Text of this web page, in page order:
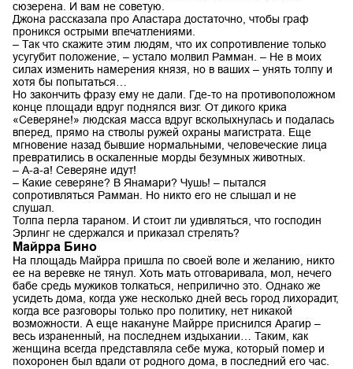
сюзерена. И вам не советую.
Джона рассказала про Аластара достаточно, чтобы граф
проникся острыми впечатлениями.
– Так что скажите этим людям, что их сопротивление только
усугубит положение, – устало молвил Рамман. – Не в моих
силах изменить намерения князя, но в ваших – унять толпу и
хотя бы попытаться…
Но закончить фразу ему не дали. Где-то на противоположном
конце площади вдруг поднялся визг. От дикого крика
«Северяне!» людская масса вдруг всколыхнулась и подалась
вперед, прямо на стволы ружей охраны магистрата. Еще
мгновение назад бывшие нормальными, человеческие лица
превратились в оскаленные морды безумных животных.
– А-а-а! Северяне идут!
– Какие северяне? В Янамари? Чушь! – пытался
сопротивляться Рамман. Но никто его не слышал и не
слушал.
Толпа перла тараном. И стоит ли удивляться, что господин
Эрлинг не сдержался и приказал стрелять?
Майрра Бино
На площадь Майрра пришла по своей воле и желанию, никто
ее на веревке не тянул. Хоть мать отговаривала, мол, нечего
бабе средь мужиков толкаться, неприлично это. Однако же
усидеть дома, когда уже несколько дней весь город лихорадит,
когда все разговоры только про политику, нет никакой
возможности. А еще накануне Майрре приснился Арагир –
весь израненный, на последнем издыхании… Таким, как
женщина всегда представляла себе мужа, который помер и
похоронен был вдали от родного дома, в последний его час.